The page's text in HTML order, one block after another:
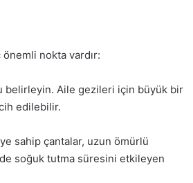
nokta vardır:
belirleyin. Aile gezileri için büyük bir
edilebilir.
sahip çantalar, uzun ömürlü
de soğuk tutma süresini etkileyen